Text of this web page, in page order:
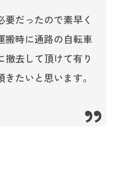
だったので素早く
搬時に通路の自転車
去して頂けて有り
たいと思います。